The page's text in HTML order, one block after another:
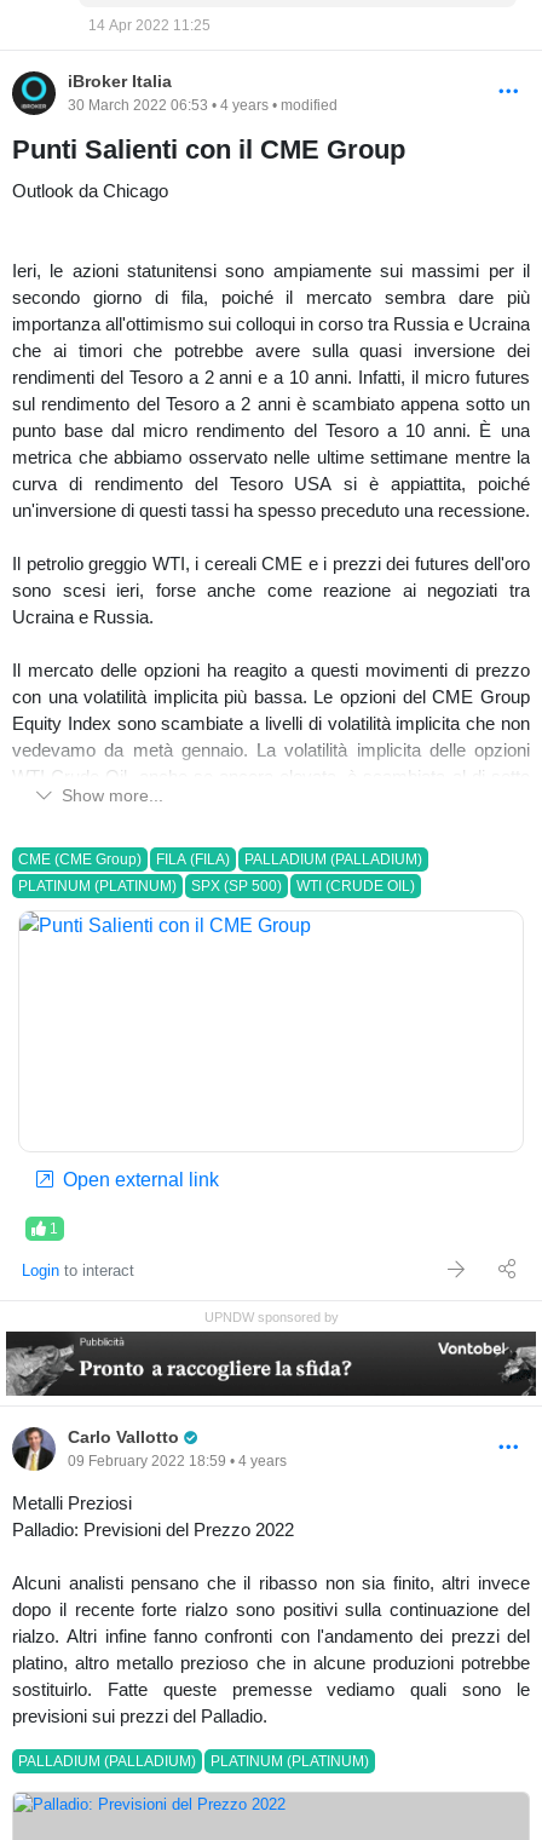
14 Apr 2022 11:25
iBroker Italia
30 March 2022 06:53 • 4 years • modified
Punti Salienti con il CME Group
Outlook da Chicago
Ieri, le azioni statunitensi sono ampiamente sui massimi per il
secondo giorno di fila, poiché il mercato sembra dare più
importanza all'ottimismo sui colloqui in corso tra Russia e Ucraina
che ai timori che potrebbe avere sulla quasi inversione dei
rendimenti del Tesoro a 2 anni e a 10 anni. Infatti, il micro futures
sul rendimento del Tesoro a 2 anni è scambiato appena sotto un
punto base dal micro rendimento del Tesoro a 10 anni. È una
metrica che abbiamo osservato nelle ultime settimane mentre la
curva di rendimento del Tesoro USA si è appiattita, poiché
un'inversione di questi tassi ha spesso preceduto una recessione.
Il petrolio greggio WTI, i cereali CME e i prezzi dei futures dell'oro
sono scesi ieri, forse anche come reazione ai negoziati tra
Ucraina e Russia.
Il mercato delle opzioni ha reagito a questi movimenti di prezzo
con una volatilità implicita più bassa. Le opzioni del CME Group
Equity Index sono scambiate a livelli di volatilità implicita che non
vedevamo da metà gennaio. La volatilità implicita delle opzioni
WTI Crude Oil, anche se ancora elevata, è scambiata al di sotto
di una deviazione standard rispetto agli ultimi tre mesi e l'oro
chiusura a 3 mesi.
Oggi le aperture sui Futures sono leggermente al di sotto della
chiusura di ieri, mentre rendono bene Yen, e discretamente bene
difficile isolare quali fattori potrebbero portare ad un aumento della
volatilità implicita con così tanto in corso, come si può vedere
volatilità implicita nelle opzioni E-mini S&P 500, il mercato delle
opzioni sta assegnando un livello implicito leggermente più alto
alla scadenza di venerdì rispetto alle scadenze più differite.
source-
https://www.cmegroup.com/newsletters/infocus/2022/03/us-
equity-prices-rise--us-treasury-yield-curve-continues-to-
Show more...
CME (CME Group) FILA (FILA)
PALLADIUM (PALLADIUM)
PLATINUM (PLATINUM)
SPX (SP 500) WTI (CRUDE OIL)
Open external link
1
Login to interact
UPNDW sponsored by
Carlo Vallotto
09 February 2022 18:59 • 4 years
Metalli Preziosi
Palladio: Previsioni del Prezzo 2022
Alcuni analisti pensano che il ribasso non sia finito, altri invece
dopo il recente forte rialzo sono positivi sulla continuazione del
rialzo. Altri infine fanno confronti con l'andamento dei prezzi del
platino, altro metallo prezioso che in alcune produzioni potrebbe
sostituirlo. Fatte queste premesse vediamo quali sono le
previsioni sui prezzi del Palladio.
PALLADIUM (PALLADIUM) PLATINUM (PLATINUM)